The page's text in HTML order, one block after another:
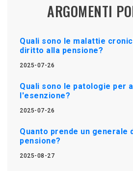
ARGOMENTI
Quali sono le malattie
diritto alla pensione?
2025-07-26
Quali sono le patologie per
l'esenzione?
2025-07-26
Quanto prende un
pensione?
2025-08-27